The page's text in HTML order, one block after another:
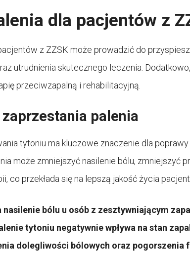
dla pacjentów z
z ZZSK może prowadzić do
utrudnienia skutecznego leczenia.
przeciwzapalną i rehabilitacyjną.
palenia
tytoniu ma kluczowe znaczenie dla
może zmniejszyć nasilenie bólu, zmniejszyć
co przekłada się na lepszą jakość życia
nasilenie bólu u osób z zesztywniającym
tytoniu negatywnie wpływa na stan
dolegliwości bólowych oraz pogorszenia